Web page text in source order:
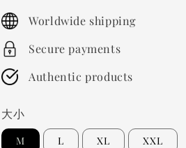
price
Worldwide shipping
Secure payments
Authentic products
大小
M L XL XXL